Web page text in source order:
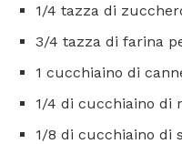
1/4 tazza di
3/4 tazza di farina
1 cucchiaino di
1/4 di cucchiaino di
1/8 di cucchiaino di